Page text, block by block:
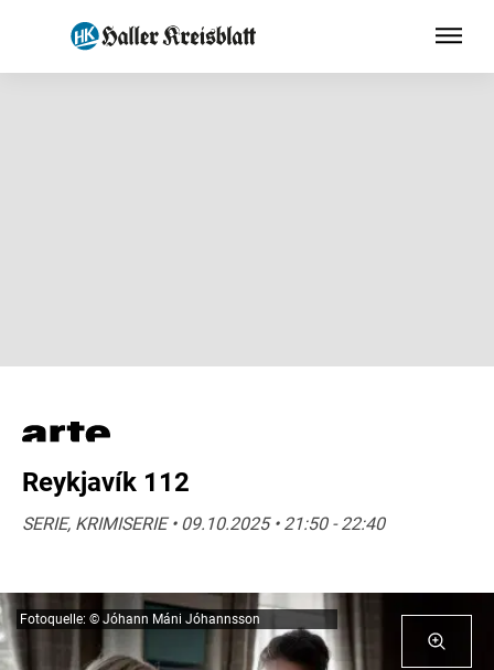
Reykjavík 112
SERIE, KRIMISERIE • 09.10.2025 • 21:50 - 22:40
Fotoquelle: © Jóhann Máni Jóhannsson